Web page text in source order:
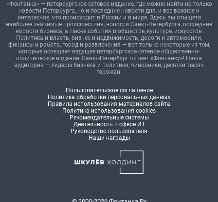
«Фонтанка» — петербургское сетевое издание, где можно найти не только
новости Петербурга, но и последние новости дня, и все важное и
интересное, что происходит в России и в мире. Здесь вы отыщете
наиболее значимые происшествия, новости Санкт-Петербурга, последние
новости бизнеса, а также события в обществе, культуре, искусстве.
Политика и власть, бизнес и недвижимость, дороги и автомобили,
финансы и работа, город и развлечения — вот только некоторые из тем,
которые освещает ведущее петербургское сетевое общественно-
политическое издание. Санкт-Петербург читает «Фонтанку»! Наша
аудитория — лидеры бизнеса и политики, чиновники, десятки тысяч
горожан.
Пользовательское соглашение
Политика обработки персональных данных
Правила использования материалов сайта
Политика использования cookies
Рекомендательные системы
Деятельность в сфере ИТ
Руководство пользователя
Наши награды